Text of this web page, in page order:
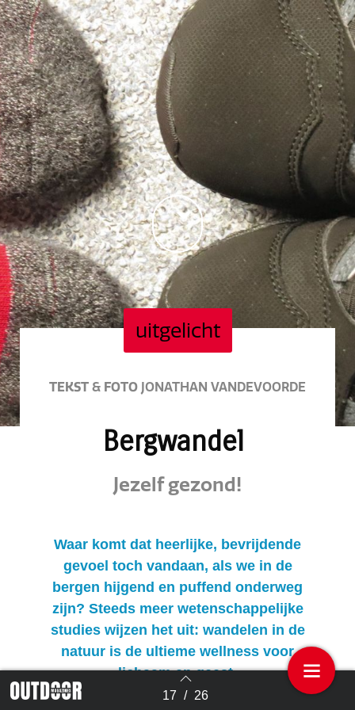
Terug naar overzicht 17 / 26
uitgelicht
TEKST & FOTO JONATHAN VANDEVOORDE
Bergwandel
Jezelf gezond!
Waar komt dat heerlijke, bevrijdende
gevoel toch vandaan, als we in de
bergen hijgend en puffend onderweg
zijn? Steeds meer wetenschappelijke
studies wijzen het uit: wandelen in de
natuur is de ultieme wellness voor
lichaam en geest.